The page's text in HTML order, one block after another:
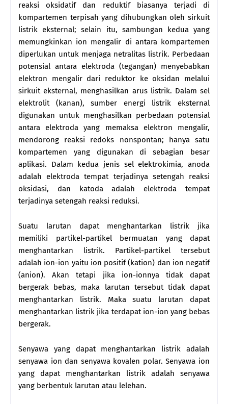
reaksi oksidatif dan reduktif biasanya terjadi di
kompartemen terpisah yang dihubungkan oleh sirkuit
listrik eksternal; selain itu, sambungan kedua yang
memungkinkan ion mengalir di antara kompartemen
diperlukan untuk menjaga netralitas listrik. Perbedaan
potensial antara elektroda (tegangan) menyebabkan
elektron mengalir dari reduktor ke oksidan melalui
sirkuit eksternal, menghasilkan arus listrik. Dalam sel
elektrolit (kanan), sumber energi listrik eksternal
digunakan untuk menghasilkan perbedaan potensial
antara elektroda yang memaksa elektron mengalir,
mendorong reaksi redoks nonspontan; hanya satu
kompartemen yang digunakan di sebagian besar
aplikasi. Dalam kedua jenis sel elektrokimia, anoda
adalah elektroda tempat terjadinya setengah reaksi
oksidasi, dan katoda adalah elektroda tempat
terjadinya setengah reaksi reduksi.
Suatu larutan dapat menghantarkan listrik jika
memiliki partikel-partikel bermuatan yang dapat
menghantarkan listrik. Partikel-partikel tersebut
adalah ion-ion yaitu ion positif (kation) dan ion negatif
(anion). Akan tetapi jika ion-ionnya tidak dapat
bergerak bebas, maka larutan tersebut tidak dapat
menghantarkan listrik. Maka suatu larutan dapat
menghantarkan listrik jika terdapat ion-ion yang bebas
bergerak.
Senyawa yang dapat menghantarkan listrik adalah
senyawa ion dan senyawa kovalen polar. Senyawa ion
yang dapat menghantarkan listrik adalah senyawa
yang berbentuk larutan atau lelehan.